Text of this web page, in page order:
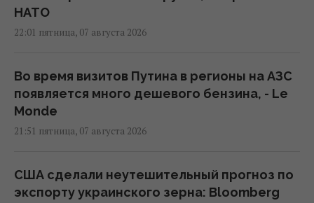
НАТО
22:01 пятница, 07 августа 2026
Во время визитов Путина в регионы на АЗС
появляется много дешевого бензина, - Le
Monde
21:51 пятница, 07 августа 2026
США сделали неутешительный прогноз по
экспорту украинского зерна: Bloomberg